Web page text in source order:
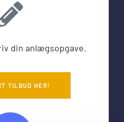
din anlægsopgave.
TILBUD HER!